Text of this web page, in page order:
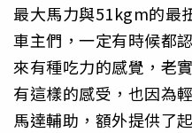
最大馬力與51kgm的最
車主們，一定有時候都
來有種吃力的感覺，老
有這樣的感受，也因為
馬達輔助，額外提供了